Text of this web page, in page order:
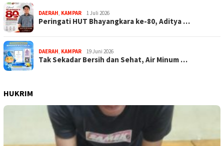
DAERAH, KAMPAR 1 Juli 2026
Peringati HUT Bhayangkara ke-80, Aditya …
DAERAH, KAMPAR 19 Juni 2026
Tak Sekadar Bersih dan Sehat, Air Minum …
HUKRIM